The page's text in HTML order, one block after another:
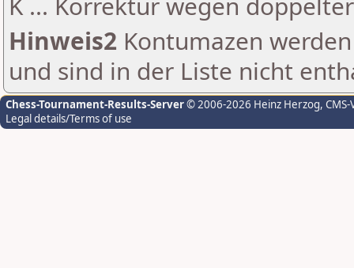
Hinweis2 Kontumazen
und sind in der Liste nicht
Chess-Tournament-Results-Server© 2006-2026 Heinz Herzog,
Legal details/Terms of use